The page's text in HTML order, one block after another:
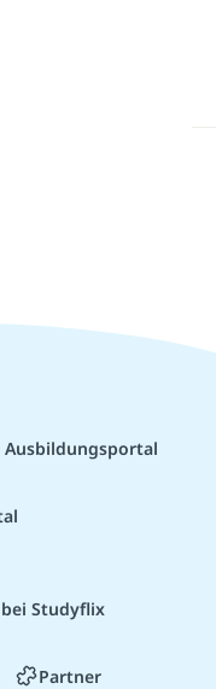
Ausbildungsportal
bei Studyflix
Partner